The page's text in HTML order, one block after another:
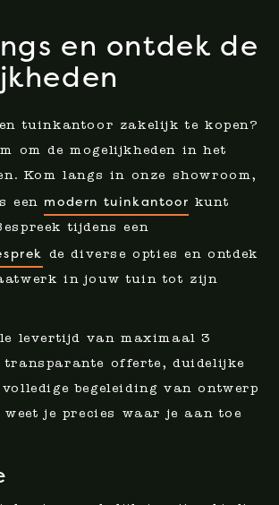
en ontdek de
tuinkantoor zakelijk te kopen?
om de mogelijkheden in het
Kom langs in onze showroom,
een modern tuinkantoor kunt
tijdens een
de diverse opties en ontdek
in jouw tuin tot zijn
levertijd van maximaal 3
transparante offerte, duidelijke
begeleiding van ontwerp
je precies waar je aan toe